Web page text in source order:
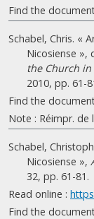
Find the
Schabel, Chris. «
Nicosiense »,
the Church in
2010, pp. 61-
Find the
Note : Réimpr. de
Schabel,
Nicosiense »,
32, pp. 61-81.
Read online :
Find the